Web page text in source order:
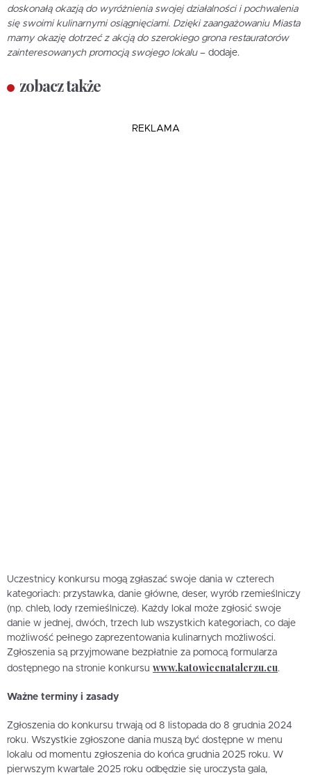
doskonałą okazją do wyróżnienia swojej działalności i pochwalenia
się swoimi kulinarnymi osiągnięciami. Dzięki zaangażowaniu Miasta
mamy okazję dotrzeć z akcją do szerokiego grona restauratorów
zainteresowanych promocją swojego lokalu– dodaje.
zobacz także
REKLAMA
Uczestnicy konkursu mogą zgłaszać swoje dania w czterech
kategoriach: przystawka, danie główne, deser, wyrób rzemieślniczy
(np. chleb, lody rzemieślnicze). Każdy lokal może zgłosić swoje
danie w jednej, dwóch, trzech lub wszystkich kategoriach, co daje
możliwość pełnego zaprezentowania kulinarnych możliwości.
Zgłoszenia są przyjmowane bezpłatnie za pomocą formularza
dostępnego na stronie konkursu www.katowicenatalerzu.eu.
Ważne terminy i zasady
Zgłoszenia do konkursu trwają od 8 listopada do 8 grudnia 2024
roku. Wszystkie zgłoszone dania muszą być dostępne w menu
lokalu od momentu zgłoszenia do końca grudnia 2025 roku. W
pierwszym kwartale 2025 roku odbędzie się uroczysta gala,